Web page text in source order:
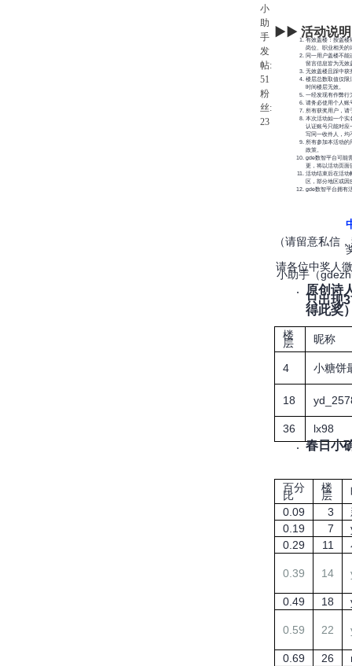
小
助
手
发
帖:
51
粉
丝:
23
▶ ▶ 活动说明
有效盖楼：按盖楼
岗位、职业相关的
同一用户盖楼不能
留言信息皆为无效
无效盖楼且踩中获
楼层总数取值仅限
时间楼层无效。
一经发现有作弊行
请务必使用个人账
所有获奖用户，请
本次活动如一个实
认证账号只能对应
写同一收件人，均
所有参加本活动的
政策。
gde数智平台可能
更，将以活动页面
活动结束后在活动
区，部分地区或因
gde数智平台拥有
（请留意私信
请各位中奖人
小助手（
原创诗
只出现
得此奖
楼
层 昵称
4 小糖饼
18
36 lx98
春日小
百分
比
楼
层
0.09
3
0.19
7
0.29
11
0.39 14
0.49 18
0.59 22
0.69 26